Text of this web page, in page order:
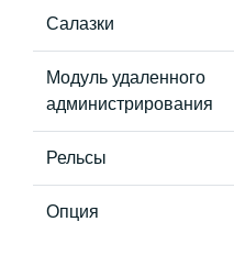
Салазки
Модуль удаленного
администрирования
Рельсы
Опция